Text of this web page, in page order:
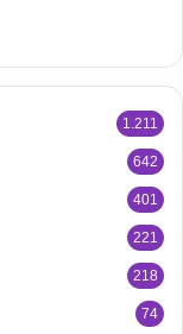
1.211
642
401
221
218
74